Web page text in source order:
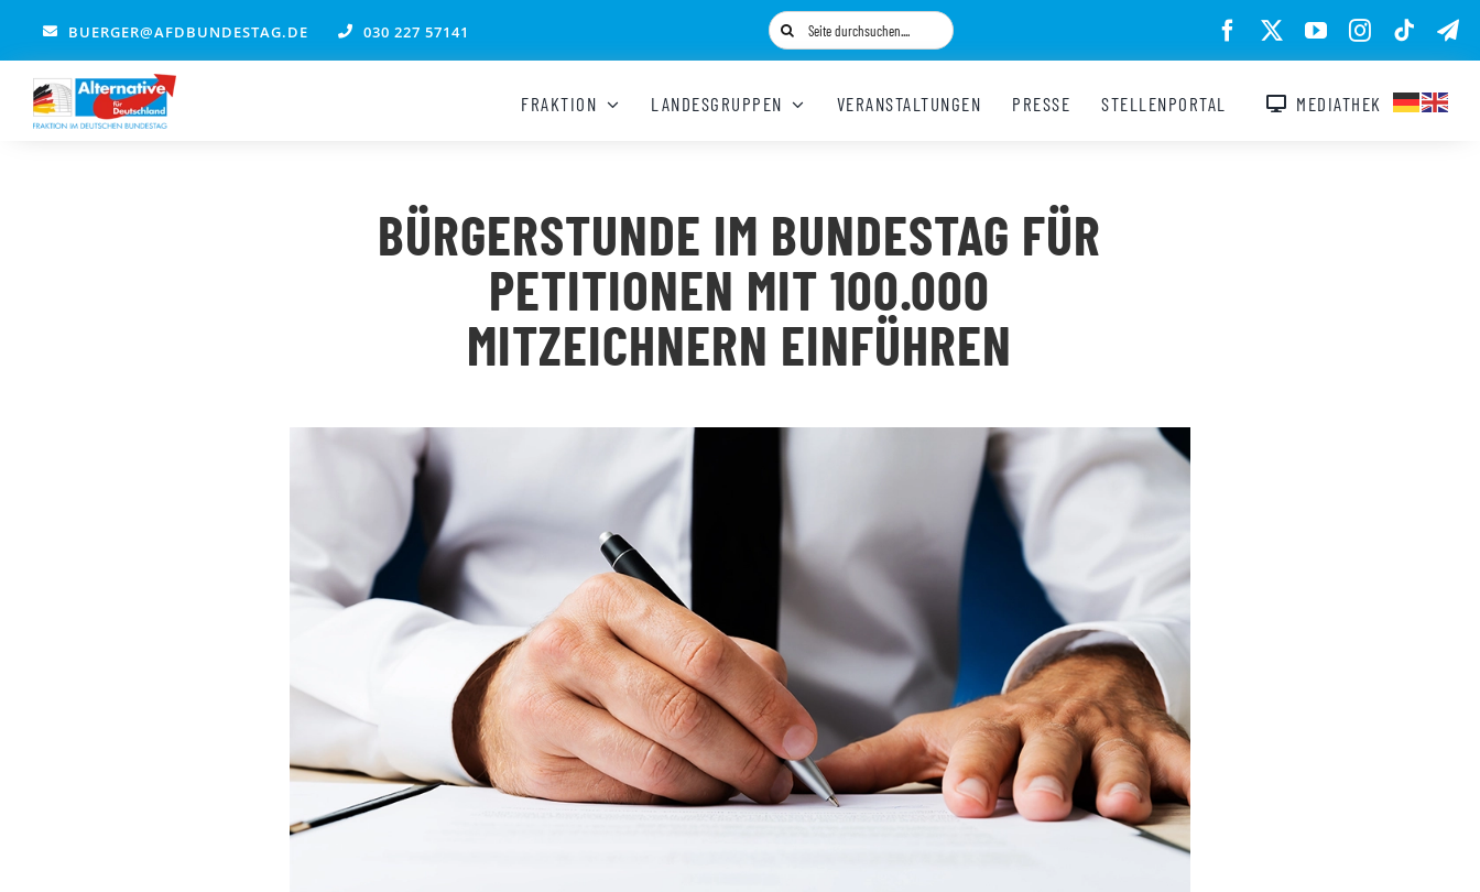
springen
BUERGER@AFDBUNDESTAG.DE 030 227 57141
Suche
nach:
FRAKTION LANDESGRUPPEN VERANSTALTUNGEN PRESSE STELLENPORTAL MEDIATHEK
BÜRGERSTUNDE IM BUNDESTAG FÜR
PETITIONEN MIT 100.000
MITZEICHNERN EINFÜHREN